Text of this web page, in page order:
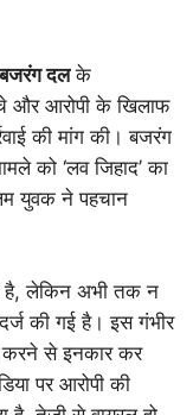
बजरंग दलके
और आरोपी के खिलाफ
की मांग की। बजरंग
को ‘लव जिहाद’ का
युवक ने पहचान
है, लेकिन अभी तक न
की गई है। इस गंभीर
करने से इनकार कर
पर आरोपी की